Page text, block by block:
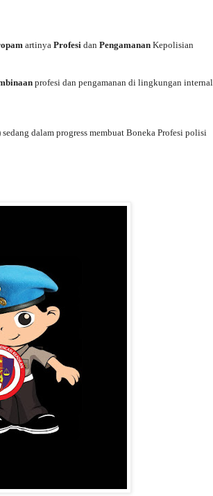
artinya Profesi dan Pengamanan Kepolisian
profesi dan pengamanan di lingkungan internal
dalam progress membuat Boneka Profesi polisi